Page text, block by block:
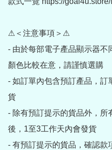
⚠＜注意事項＞⚠
- 由於每部電子產品顯示器不
顏色比較在意，請謹慎選購
- 如訂單內包含預訂產品，訂
貨
- 除有預訂提示的貨品外，所
後，1至3工作天內會發貨
- 有預訂提示的貨品，確認款